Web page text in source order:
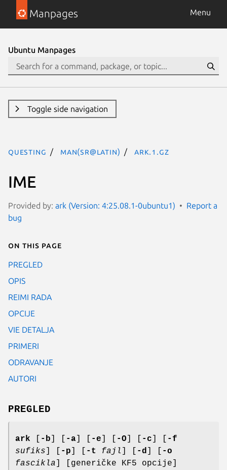
Manpages Menu
Ubuntu Manpages
Toggle side navigation
questing man(sr@latin) ark.1.gz
IME
Provided by: ark (Version: 4:25.08.1-0ubuntu1)
Report a
bug
On this page
PREGLED
OPIS
REIMI RADA
OPCIJE
VIE DETALJA
PRIMERI
ODRAVANJE
AUTORI
PREGLED
ark -b -a -e -O -c
-f
sufiks
-p -t fajl -d
-o
fascikla ] [generičke KF5 opcije]